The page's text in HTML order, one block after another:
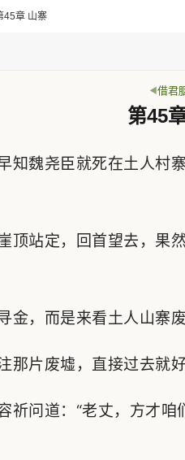
45章 山寨
借君
第45
知魏尧臣就死在土人村
顶站定，回首望去，果
金，而是来看土人山寨废
那片废墟，直接过去就
祈问道：“老丈，方才